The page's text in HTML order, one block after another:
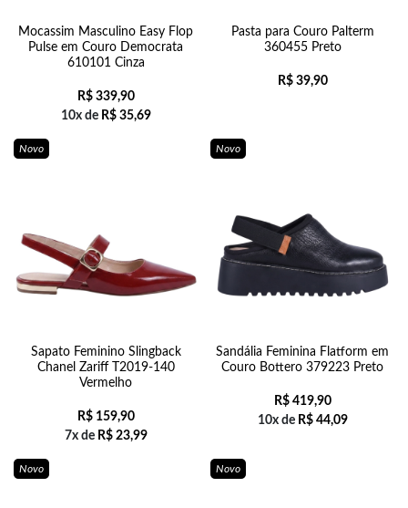
Mocassim Masculino Easy Flop
Pulse em Couro Democrata
610101 Cinza
R$339,90
10x de R$35,69
Pasta para Couro Palterm
360455 Preto
R$39,90
Novo
Sapato Feminino Slingback
Chanel Zariff T2019-140
Vermelho
R$159,90
7x de R$23,99
Novo
Sandália Feminina Flatform em
Couro Bottero 379223 Preto
R$419,90
10x de R$44,09
Novo Novo